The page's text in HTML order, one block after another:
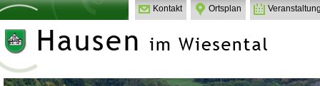
Kontakt Ortsplan